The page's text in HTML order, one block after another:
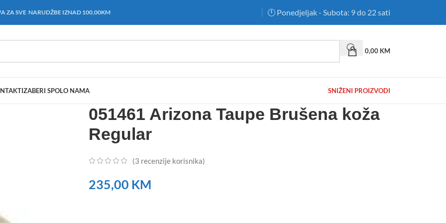
ZA SVE NARUDŽBE IZNAD 100,00KM 🕛 Ponedjeljak - Subota: 9 do 22 sati
0,00 KM
IZABERI SPOLO NAMA SNIŽENI PROIZVODI
051461 Arizona Taupe Brušena koža
Regular
(3 recenzije korisnika)
235,00 KM